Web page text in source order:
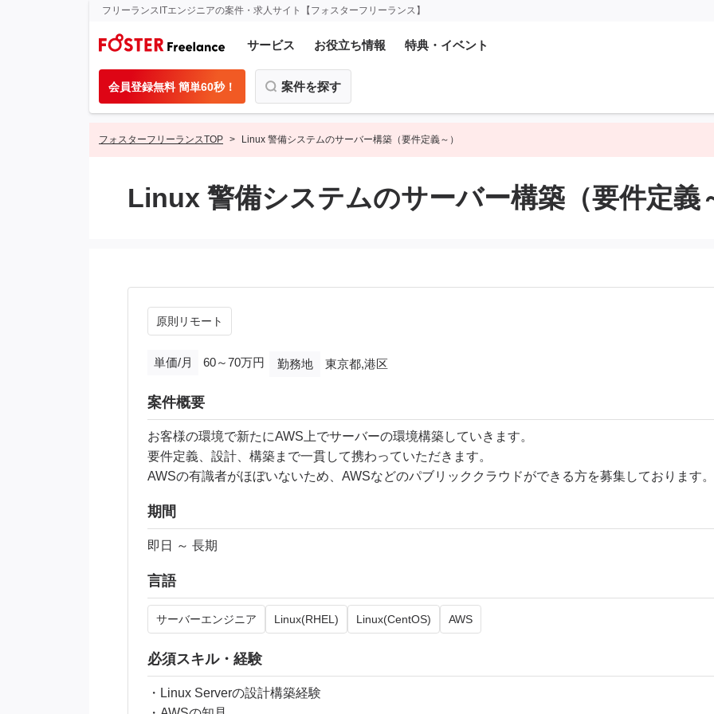
フリーランスITエンジニアの案件・求人サイト【フォスターフリーランス】
サービス お役立ち情報 特典・イベント
会員登録無料 簡単60秒！ 案件を探す
フォスターフリーランスTOP Linux 警備システムのサーバー構築（要件定義～）
Linux 警備システムのサーバー構築（要件定義
原則リモート
単価/月 60～70万円 勤務地 東京都,港区
案件概要
お客様の環境で新たにAWS上でサーバーの環境構築していきます。
要件定義、設計、構築まで一貫して携わっていただきます。
AWSの有識者がほぼいないため、AWSなどのパブリッククラウドができる方を募集しております。
期間
即日 ～ 長期
言語
サーバーエンジニア Linux(RHEL) Linux(CentOS) AWS
必須スキル・経験
・Linux Serverの設計構築経験